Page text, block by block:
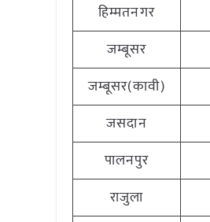
हिम्मतनगर
जम्बूसर
जम्बूसर(कावी)
जसदान
पालनपुर
राजुला